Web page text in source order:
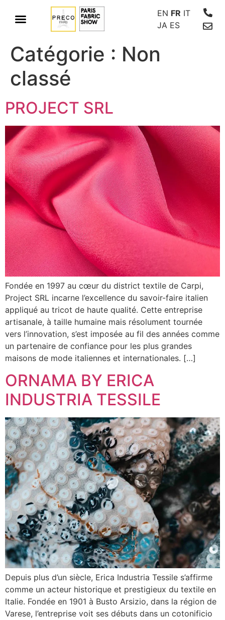
EN FR IT
JA ES
Catégorie : Non
classé
PROJECT SRL
Fondée en 1997 au cœur du district textile de Carpi,
Project SRL incarne l’excellence du savoir-faire italien
appliqué au tricot de haute qualité. Cette entreprise
artisanale, à taille humaine mais résolument tournée
vers l’innovation, s’est imposée au fil des années comme
un partenaire de confiance pour les plus grandes
maisons de mode italiennes et internationales. […]
ORNAMA BY ERICA
INDUSTRIA TESSILE
Depuis plus d’un siècle, Erica Industria Tessile s’affirme
comme un acteur historique et prestigieux du textile en
Italie. Fondée en 1901 à Busto Arsizio, dans la région de
Varese, l’entreprise voit ses débuts dans un cotonificio